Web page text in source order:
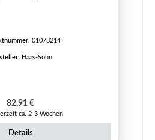
01078214
Haas-Sohn
Regulärer Preis:
82,91 €
ca. 2-3 Wochen
Details